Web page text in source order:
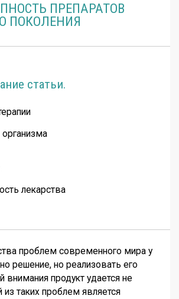
ПРЕПАРАТОВ
ПОКОЛЕНИЯ
статьи.
лекарства
проблем современного мира у
решение, но реализовать его
внимания продукт удается не
из таких проблем является